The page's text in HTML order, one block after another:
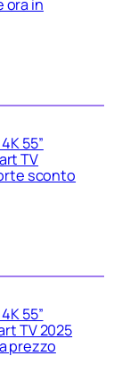
ora in
55”
TV
sconto
55”
TV 2025
prezzo